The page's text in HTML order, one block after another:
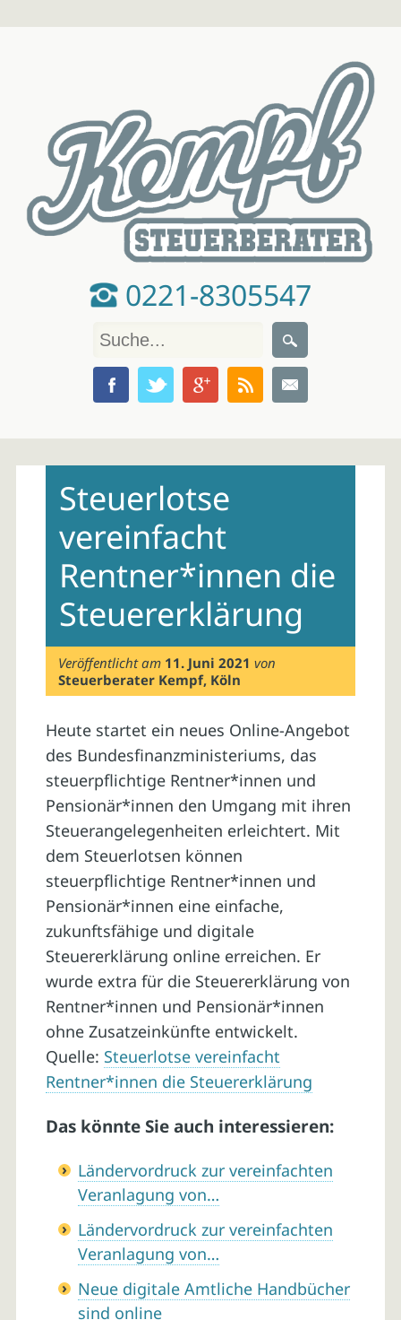
0221-8305547
contentSteuerlotse
vereinfacht
Rentner*innen die
Steuererklärung
Veröffentlicht am 11. Juni 2021 von
Steuerberater Kempf, Köln
Heute startet ein neues Online-Angebot
des Bundesfinanzministeriums, das
steuerpflichtige Rentner*innen und
Pensionär*innen den Umgang mit ihren
Steuerangelegenheiten erleichtert. Mit
dem Steuerlotsen können
steuerpflichtige Rentner*innen und
Pensionär*innen eine einfache,
zukunftsfähige und digitale
Steuererklärung online erreichen. Er
wurde extra für die Steuererklärung von
Rentner*innen und Pensionär*innen
ohne Zusatzeinkünfte entwickelt.
Quelle: Steuerlotse vereinfacht
Rentner*innen die Steuererklärung
Das könnte Sie auch interessieren:
Ländervordruck zur vereinfachten
Veranlagung von…
Ländervordruck zur vereinfachten
Veranlagung von…
Neue digitale Amtliche Handbücher
sind online